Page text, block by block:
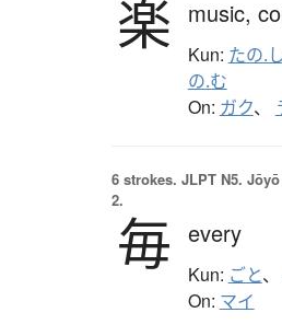
楽 music,
Kun: たの.
の.む
On: ガク、
6 strokes. JLPT N5.
2.
毎 every
Kun: ごと、
On: マイ